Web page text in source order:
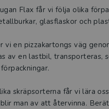
Flax får vi följa olika
glasflaskor och
vi en pizzakartongs väg
av en lastbil, transporteras,
skräpsorterna får vi lära
man av att återvinna.